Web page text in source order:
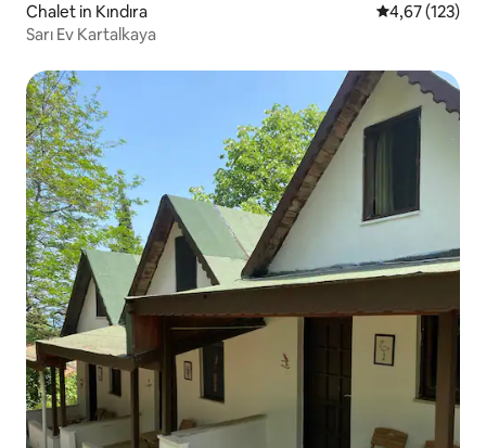
Chalet in Kındıra Gemiddelde
4,67 (123)
Sarı Ev Kartalkaya